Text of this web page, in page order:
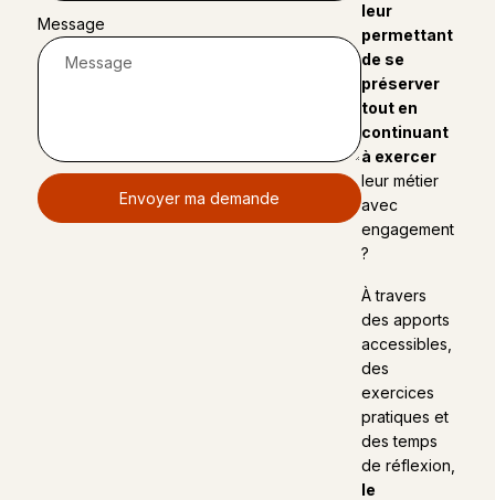
Message
Envoyer ma demande
leur
permettant
de se
préserver
tout en
continuant
à exercer
leur métier
avec
engagement
?
À travers
des apports
accessibles,
des
exercices
pratiques et
des temps
de réflexion,
le